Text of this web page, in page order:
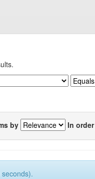
by In order